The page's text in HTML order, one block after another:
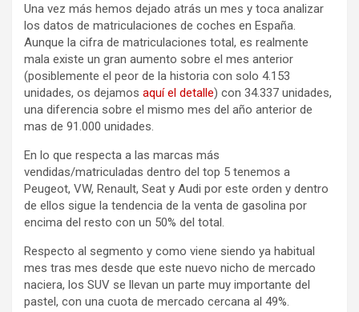
Una vez más hemos dejado atrás un mes y toca analizar
los datos de matriculaciones de coches en España.
Aunque la cifra de matriculaciones total, es realmente
mala existe un gran aumento sobre el mes anterior
(posiblemente el peor de la historia con solo 4.153
unidades, os dejamos aquí el detalle) con 34.337 unidades,
una diferencia sobre el mismo mes del año anterior de
mas de 91.000 unidades.
En lo que respecta a las marcas más
vendidas/matriculadas dentro del top 5 tenemos a
Peugeot, VW, Renault, Seat y Audi por este orden y dentro
de ellos sigue la tendencia de la venta de gasolina por
encima del resto con un 50% del total.
Respecto al segmento y como viene siendo ya habitual
mes tras mes desde que este nuevo nicho de mercado
naciera, los SUV se llevan un parte muy importante del
pastel, con una cuota de mercado cercana al 49%.